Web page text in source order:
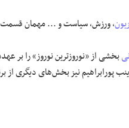
، ورزش، سیاست و ... مهمان
بخشی از «نوروزترین نوروز» را بر
پورابراهیم نیز بخش‌های دیگری از